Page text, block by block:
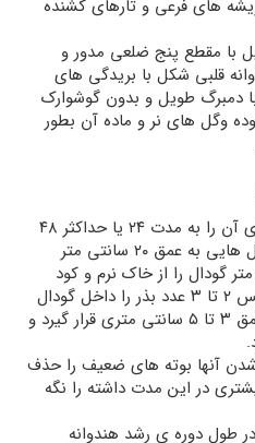
های فرعی و تارهای کشنده
با مقطع پنج ضلعی مدور و
قلبی شکل با بريدگی های
دمبرگ طويل و بدون گوشوارک
وگل های نر و ماده آن بطور
برای کاشت هندوانه، ابتدا بذرهای آن را به مدت ۲۴ یا حداکثر ۴۸
ساعت در آب خیس، سپس گودال هایی به عمق ۲۰ سانتی متر
تا ارتفاع ۱۵ سانتی متر گودال را از خاک نرم و کود
حیوانی پوسیده پر می کنیم، سپس ۲ تا ۳ عدد بذر را داخل گودال
قرار داده به طوری که بذرها در عمق ۳ تا ۵ سانتی متری قرار گیرد و
آنها بوته های ضعیف را حذف
در این مدت داشته را نگه
طول دوره ی رشد هندوانه